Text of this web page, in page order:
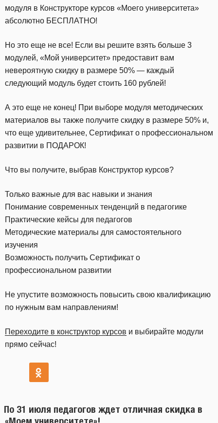
модуля в Конструкторе курсов «Моего университета»
абсолютно БЕСПЛАТНО!
Но это еще не все! Если вы решите взять больше 3
модулей, «Мой университет» предоставит вам
невероятную скидку в размере 50% — каждый
следующий модуль будет стоить 160 рублей!
А это еще не конец! При выборе модуля методических
материалов вы также получите скидку в размере 50% и,
что еще удивительнее, Сертификат о профессиональном
развитии в ПОДАРОК!
Что вы получите, выбрав Конструктор курсов?
Только важные для вас навыки и знания
Понимание современных тенденций в педагогике
Практические кейсы для педагогов
Методические материалы для самостоятельного
изучения
Возможность получить Сертификат о
профессиональном развитии
Не упустите возможность повысить свою квалификацию
по нужным вам направлениям!
Переходите в конструктор курсов и выбирайте модули
прямо сейчас!
По 31 июля педагогов ждет отличная скидка в
«Моем университете»!